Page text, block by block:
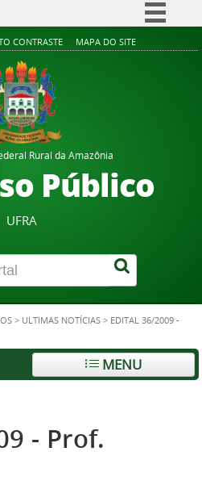
Simplifique!
Acesso à informação
CONTRASTE MAPA DO SITE
Rural da Amazônia
Público
UFRA
> ULTIMAS NOTÍCIAS > EDITAL 36/2009 -
MENU
- Prof.